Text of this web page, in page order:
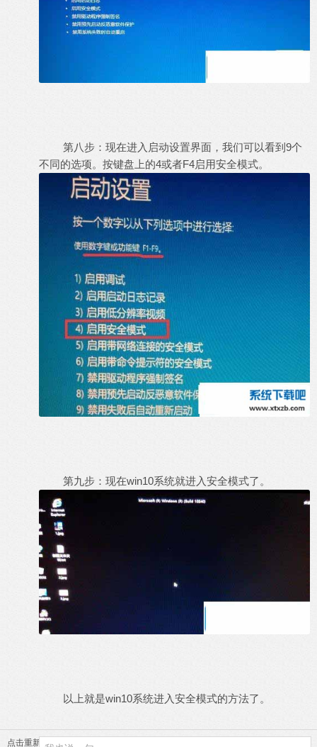
第八步：现在进入启动设置界面，我们可以看到9个
不同的选项。按键盘上的4或者F4启用安全模式。
第九步：现在win10系统就进入安全模式了。
以上就是win10系统进入安全模式的方法了。
点击重新加载